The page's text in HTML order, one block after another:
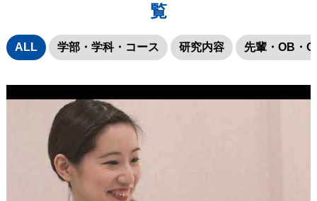
覧
ALL 学部・学科・コース 研究内容 先輩・OB・